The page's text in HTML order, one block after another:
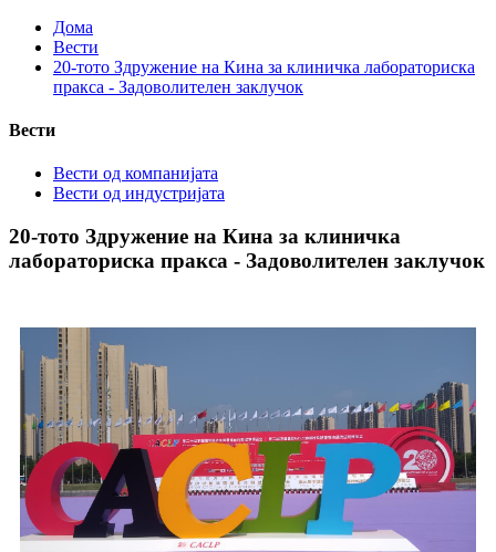
Дома
Вести
20-тото Здружение на Кина за клиничка лабораториска
пракса - Задоволителен заклучок
Вести
Вести од компанијата
Вести од индустријата
20-тото Здружение на Кина за клиничка
лабораториска пракса - Задоволителен заклучок